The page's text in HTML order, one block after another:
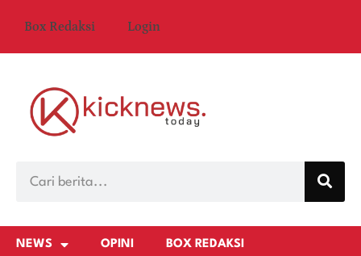
Box Redaksi Login
NEWS OPINI BOX REDAKSI